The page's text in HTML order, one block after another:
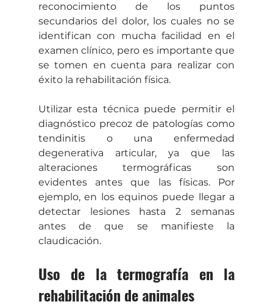
reconocimiento de los puntos
secundarios del dolor, los cuales no se
identifican con mucha facilidad en el
examen clínico, pero es importante que
se tomen en cuenta para realizar con
éxito la rehabilitación física.
Utilizar esta técnica puede permitir el
diagnóstico precoz de patologías como
tendinitis o una enfermedad
degenerativa articular, ya que las
alteraciones termográficas son
evidentes antes que las físicas. Por
ejemplo, en los equinos puede llegar a
detectar lesiones hasta 2 semanas
antes de que se manifieste la
claudicación.
Uso de la termografía en la
rehabilitación de animales